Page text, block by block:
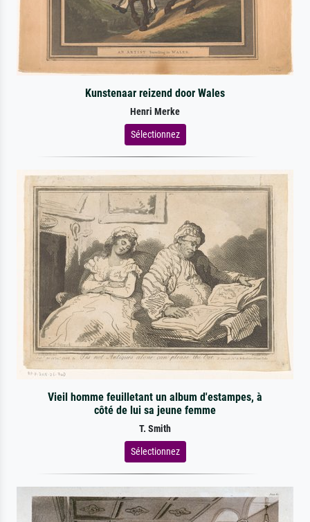
Kunstenaar reizend door Wales
Henri Merke
Sélectionnez
Vieil homme feuilletant un album d'estampes, à
côté de lui sa jeune femme
T. Smith
Sélectionnez